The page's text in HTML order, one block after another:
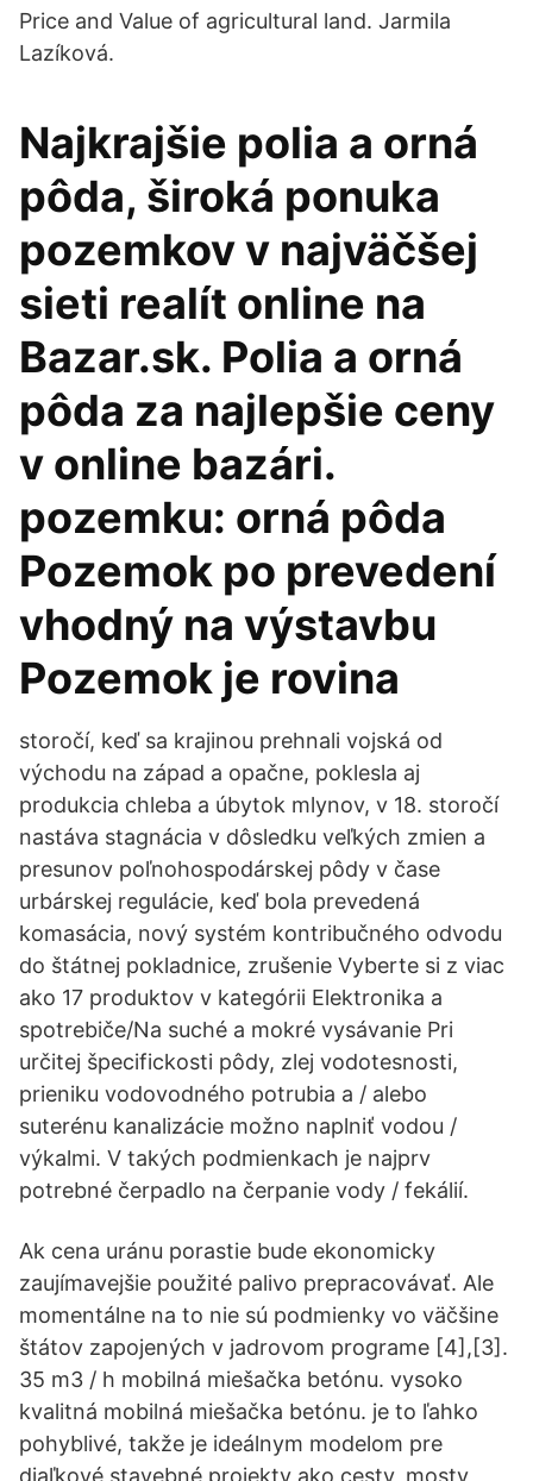
Price and Value of agricultural land. Jarmila
Lazíková.
Najkrajšie polia a orná
pôda, široká ponuka
pozemkov v najväčšej
sieti realít online na
Bazar.sk. Polia a orná
pôda za najlepšie ceny
v online bazári.
pozemku: orná pôda
Pozemok po prevedení
vhodný na výstavbu
Pozemok je rovina
storočí, keď sa krajinou prehnali vojská od
východu na západ a opačne, poklesla aj
produkcia chleba a úbytok mlynov, v 18. storočí
nastáva stagnácia v dôsledku veľkých zmien a
presunov poľnohospodárskej pôdy v čase
urbárskej regulácie, keď bola prevedená
komasácia, nový systém kontribučného odvodu
do štátnej pokladnice, zrušenie Vyberte si z viac
ako 17 produktov v kategórii Elektronika a
spotrebiče/Na suché a mokré vysávanie Pri
určitej špecifickosti pôdy, zlej vodotesnosti,
prieniku vodovodného potrubia a / alebo
suterénu kanalizácie možno naplniť vodou /
výkalmi. V takých podmienkach je najprv
potrebné čerpadlo na čerpanie vody / fekálií.
Ak cena uránu porastie bude ekonomicky
zaujímavejšie použité palivo prepracovávať. Ale
momentálne na to nie sú podmienky vo väčšine
štátov zapojených v jadrovom programe [4],[3].
35 m3 / h mobilná miešačka betónu. vysoko
kvalitná mobilná miešačka betónu. je to ľahko
pohyblivé, takže je ideálnym modelom pre
diaľkové stavebné projekty ako cesty, mosty,